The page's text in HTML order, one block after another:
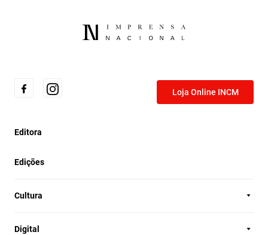
Loja Online INCM
Editora
Edições
Cultura
Digital